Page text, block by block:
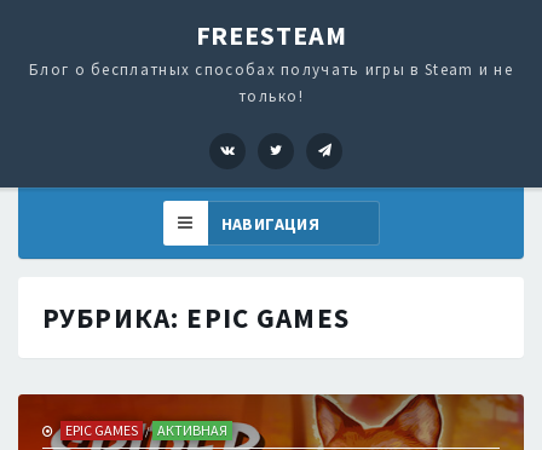
FREESTEAM
Блог о бесплатных способах получать игры в Steam и не
только!
VK Twitter
РУБРИКА: EPIC GAMES
EPIC GAMES / АКТИВНАЯ